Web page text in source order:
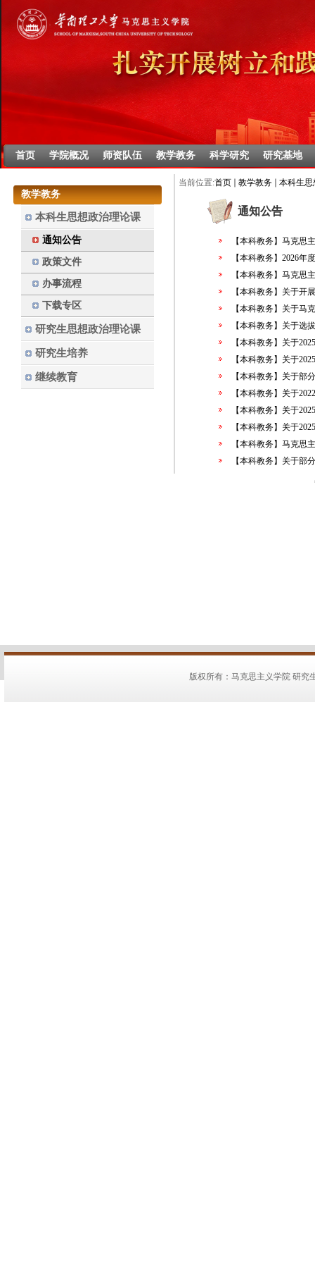
首页 学院概况 师资队伍 教学教务 科学研究 研究基地
教学教务
本科生思想政治理论课
通知公告
政策文件
办事流程
下载专区
研究生思想政治理论课
研究生培养
继续教育
当前位置:首页 教学教务 本科生思
通知公告
【本科教务】马克思
【本科教务】2026年
【本科教务】马克思
【本科教务】关于开
【本科教务】关于马
【本科教务】关于选
【本科教务】关于
【本科教务】关于
【本科教务】关于部
【本科教务】关于
【本科教务】关于
【本科教务】关于
【本科教务】马克思
【本科教务】关于部
版权所有：马克思主义学院 研究